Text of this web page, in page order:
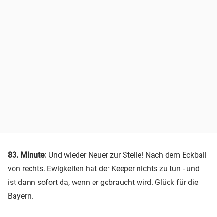
83. Minute: Und wieder Neuer zur Stelle! Nach dem Eckball
von rechts. Ewigkeiten hat der Keeper nichts zu tun - und
ist dann sofort da, wenn er gebraucht wird. Glück für die
Bayern.